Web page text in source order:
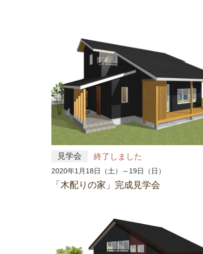
見学会 終了しました
2020年1月18日（土）～19日（日）
「木配りの家」完成見学会